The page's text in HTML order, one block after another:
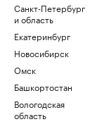
Санкт-Петербург
и область
Екатеринбург
Новосибирск
Омск
Башкортостан
Вологодская
область